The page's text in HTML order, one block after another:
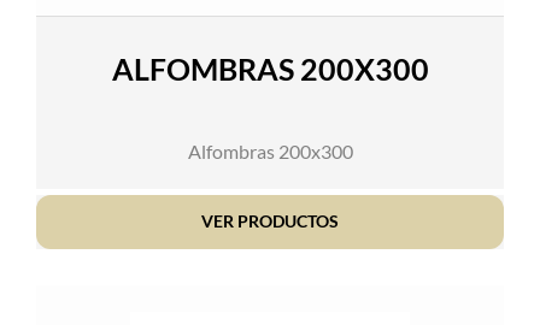
ALFOMBRAS 200X300
Alfombras 200x300
VER PRODUCTOS